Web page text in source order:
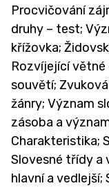
Procvičování
druhy – test;
křížovka;
Rozvíjející větné
souvětí;
žánry; Význam
zásoba a
Charakteristika;
Slovesné třídy a
hlavní a vedlejší;